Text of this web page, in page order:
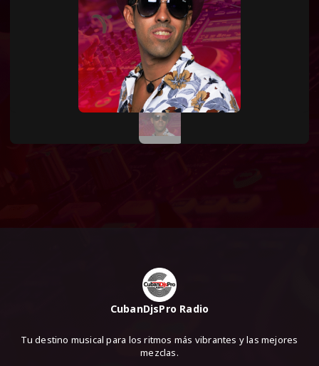
CubanDjsPro Radio
Tu destino musical para los ritmos más vibrantes y las mejores
mezclas.